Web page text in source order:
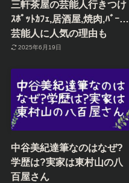
三軒茶屋の芸能人行きつけ
ｽﾎﾟｯﾄｶﾌｪ,居酒屋,焼肉,ﾊﾞｰ…
芸能人に人気の理由も
2025年6月19日
中谷美紀達筆なのはなぜ?
学歴は?実家は東村山の八
百屋さん